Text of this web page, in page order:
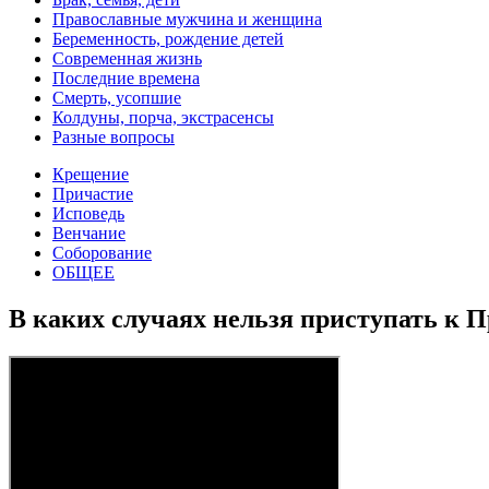
Православные мужчина и женщина
Беременность, рождение детей
Современная жизнь
Последние времена
Смерть, усопшие
Колдуны, порча, экстрасенсы
Разные вопросы
Крещение
Причастие
Исповедь
Венчание
Соборование
ОБЩЕЕ
В каких случаях нельзя приступать к